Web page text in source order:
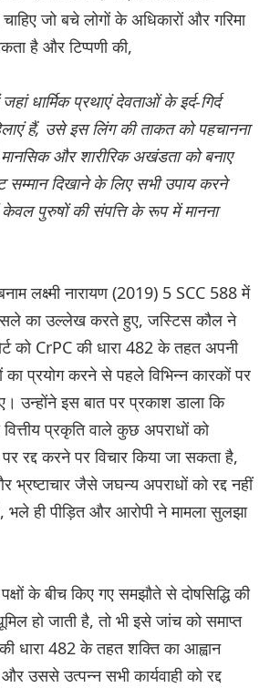
जो बचे लोगों के अधिकारों और गरिमा
है और टिप्पणी की,
धार्मिक प्रथाएं देवताओं के इर्द-गिर्द
हैं, उसे इस लिंग की ताकत को पहचानना
और शारीरिक अखंडता को बनाए
दिखाने के लिए सभी उपाय करने
केवल पुरुषों की संपत्ति के रूप में मानना
लक्ष्मी नारायण (2019) 5 SCC 588 में
का उल्लेख करते हुए, जस्टिस कौल ने
को CrPC की धारा 482 के तहत अपनी
का प्रयोग करने से पहले विभिन्न कारकों पर
उन्होंने इस बात पर प्रकाश डाला कि
प्रकृति वाले कुछ अपराधों को
रद्द करने पर विचार किया जा सकता है,
भ्रष्टाचार जैसे जघन्य अपराधों को रद्द नहीं
भले ही पीड़ित और आरोपी ने मामला सुलझा
के बीच किए गए समझौते से दोषसिद्धि की
हो जाती है, तो भी इसे जांच को समाप्त
धारा 482 के तहत शक्ति का आह्वान
उत्पन्न सभी कार्यवाही को रद्द